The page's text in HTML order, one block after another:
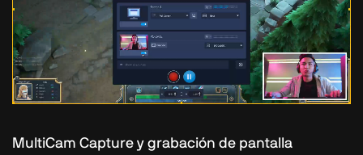
MultiCam Capture y grabación de pantalla